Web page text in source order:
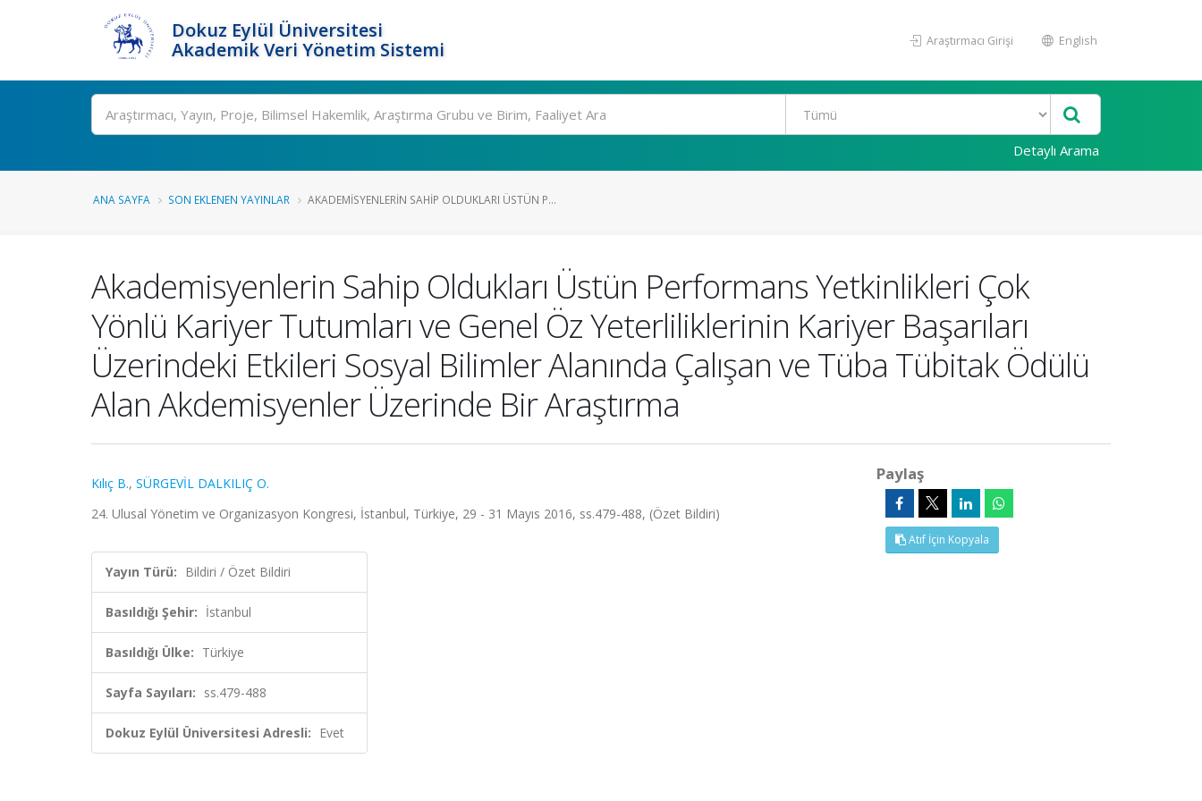
Dokuz Eylül Üniversitesi
Akademik Veri Yönetim Sistemi
Araştırmacı Girişi English
Ara
Detaylı Arama
ANA SAYFA SON EKLENEN YAYINLAR AKADEMISYENLERIN SAHIP OLDUKLARI ÜSTÜN P...
Akademisyenlerin Sahip Oldukları Üstün Performans Yetkinlikleri Çok
Yönlü Kariyer Tutumları ve Genel Öz Yeterliliklerinin Kariyer Başarıları
Üzerindeki Etkileri Sosyal Bilimler Alanında Çalışan ve Tüba Tübitak Ödülü
Alan Akdemisyenler Üzerinde Bir Araştırma
Kılıç B., SÜRGEVİL DALKILIÇ O.
24. Ulusal Yönetim ve Organizasyon Kongresi, İstanbul, Türkiye, 29 - 31 Mayıs 2016, ss.479-488, (Özet Bildiri)
Yayın Türü: Bildiri / Özet Bildiri
Basıldığı Şehir: İstanbul
Basıldığı Ülke: Türkiye
Sayfa Sayıları: ss.479-488
Dokuz Eylül Üniversitesi Adresli: Evet
Paylaş
Atıf İçin Kopyala